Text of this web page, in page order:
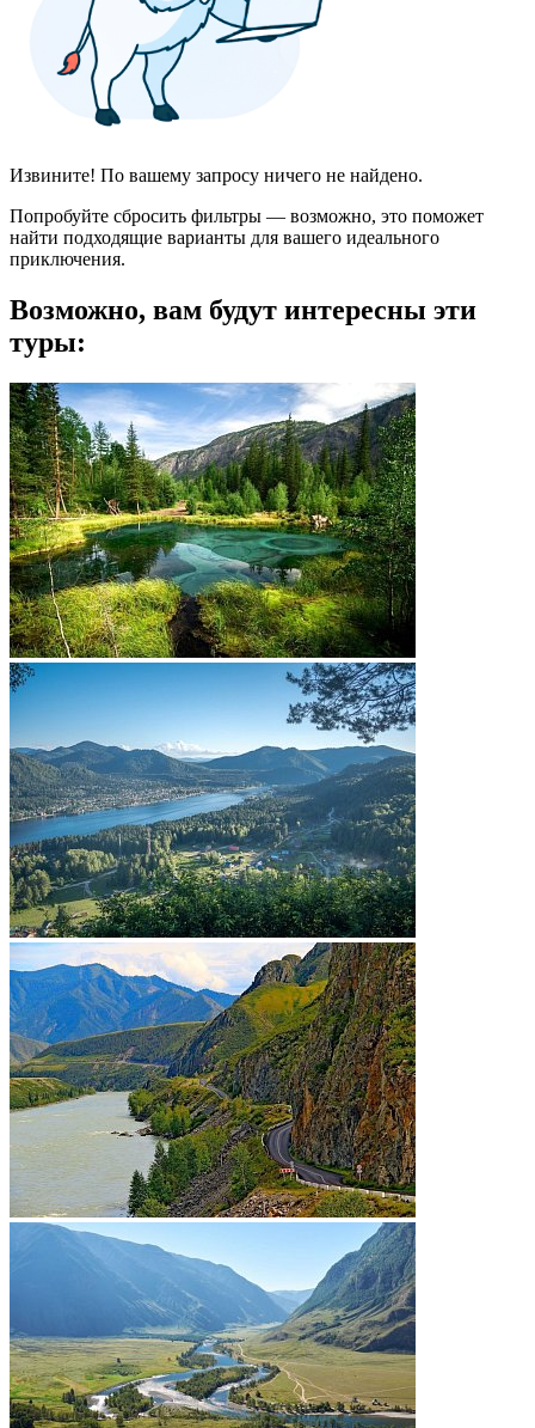
Извините! По вашему запросу ничего не найдено.
Попробуйте сбросить фильтры — возможно, это поможет
найти подходящие варианты для вашего идеального
приключения.
Возможно, вам будут интересны эти
туры: